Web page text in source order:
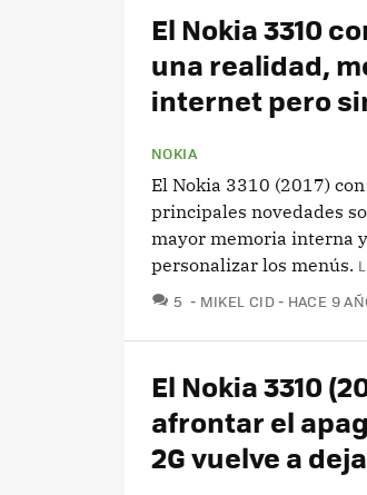
El Nokia 3310
una realidad,
internet pero
NOKIA
El Nokia 3310 (2017)
principales novedades
mayor memoria interna
personalizar los menús.
5 COMENTARIOS
MIKEL CID HACE 9
El Nokia 3310
afrontar el
2G vuelve a